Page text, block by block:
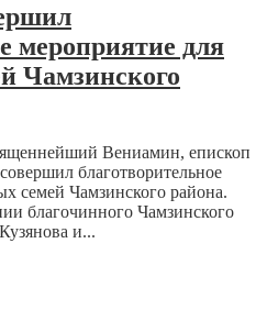
мероприятие для
Чамзинского
Вениамин, епископ
благотворительное
семей Чамзинского района.
благочинного Чамзинского
и...